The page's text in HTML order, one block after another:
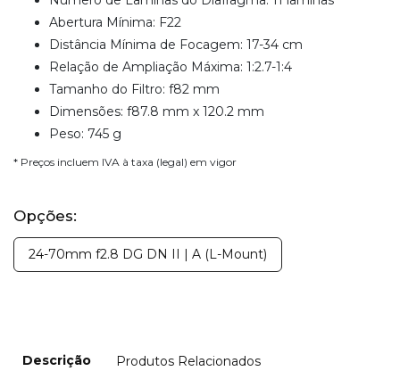
Abertura Mínima: F22
Distância Mínima de Focagem: 17-34 cm
Relação de Ampliação Máxima: 1:2.7-1:4
Tamanho do Filtro: f82 mm
Dimensões: f87.8 mm x 120.2 mm
Peso: 745 g
* Preços incluem IVA à taxa (legal) em vigor
Opções:
24-70mm f2.8 DG DN II | A (L-Mount)
Descrição Produtos Relacionados